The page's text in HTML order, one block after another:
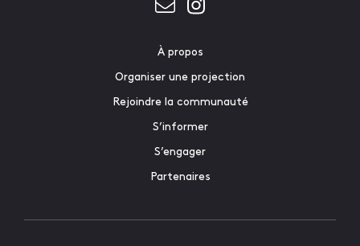
À propos
Organiser une projection
Rejoindre la communauté
S’informer
S’engager
Partenaires